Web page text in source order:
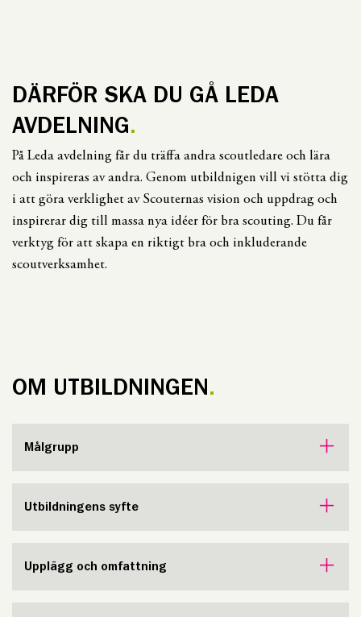
DÄRFÖR SKA DU GÅ LEDA
AVDELNING
På Leda avdelning får du träffa andra scoutledare och lära
och inspireras av andra. Genom utbildnigen vill vi stötta dig
i att göra verklighet av Scouternas vision och uppdrag och
inspirerar dig till massa nya idéer för bra scouting. Du får
verktyg för att skapa en riktigt bra och inkluderande
scoutverksamhet.
OM UTBILDNINGEN
Målgrupp
Utbildningens syfte
Upplägg och omfattning